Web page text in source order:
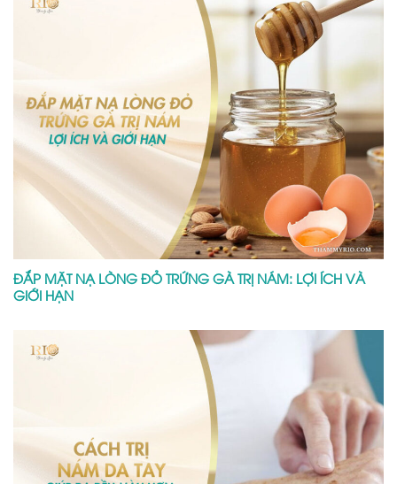
ĐẮP MẶT NẠ LÒNG ĐỎ TRỨNG GÀ TRỊ NÁM: LỢI ÍCH VÀ
GIỚI HẠN